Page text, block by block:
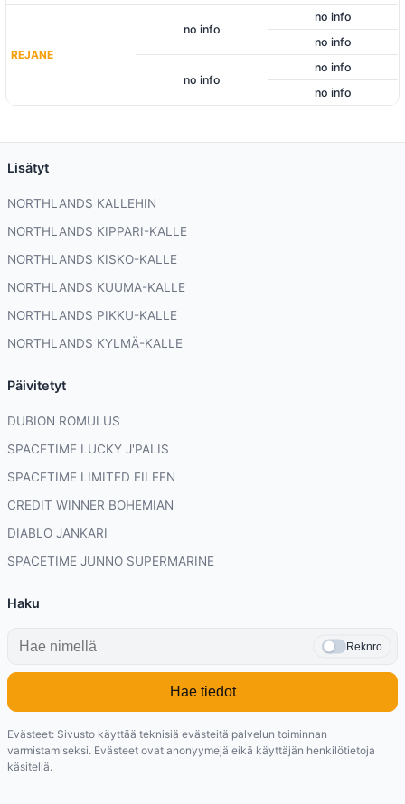
REJANE
no info
no info
no info
no info
no info
no info
Lisätyt
NORTHLANDS KALLEHIN
NORTHLANDS KIPPARI-KALLE
NORTHLANDS KISKO-KALLE
NORTHLANDS KUUMA-KALLE
NORTHLANDS PIKKU-KALLE
NORTHLANDS KYLMÄ-KALLE
Päivitetyt
DUBION ROMULUS
SPACETIME LUCKY J'PALIS
SPACETIME LIMITED EILEEN
CREDIT WINNER BOHEMIAN
DIABLO JANKARI
SPACETIME JUNNO SUPERMARINE
Haku
Reknro
Hae tiedot
Evästeet: Sivusto käyttää teknisiä evästeitä palvelun toiminnan
varmistamiseksi. Evästeet ovat anonyymejä eikä käyttäjän henkilötietoja
käsitellä.